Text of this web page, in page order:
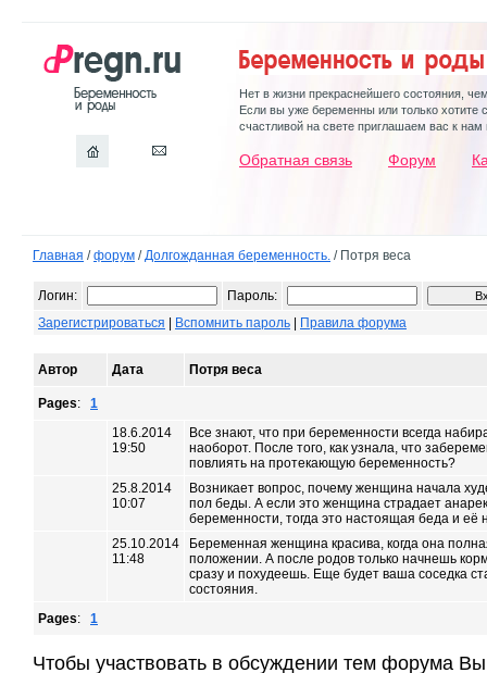
Нет в жизни прекраснейшего состояния,
Если вы уже беременны или только хотите
счастливой на свете приглашаем вас к нам
Обратная связь Форум
Главная /форум /Долгожданная беременность. / Потря веса
Логин:
Пароль:
Зарегистрироваться
Вспомнить пароль Правила форума
Автор Дата Потря веса
Pages: 1
18.6.2014
19:50
Все знают, что при беременности всегда
наоборот. После того, как узнала, что
повлиять на протекающую беременность?
25.8.2014
10:07
Возникает вопрос, почему женщина начала
пол беды. А если это женщина страдает
беременности, тогда это настоящая беда и её
25.10.2014
11:48
Беременная женщина красива, когда она
положении. А после родов только начнешь
сразу и похудеешь. Еще будет ваша соседка
состояния.
Pages: 1
Чтобы участвовать в обсуждении тем форума